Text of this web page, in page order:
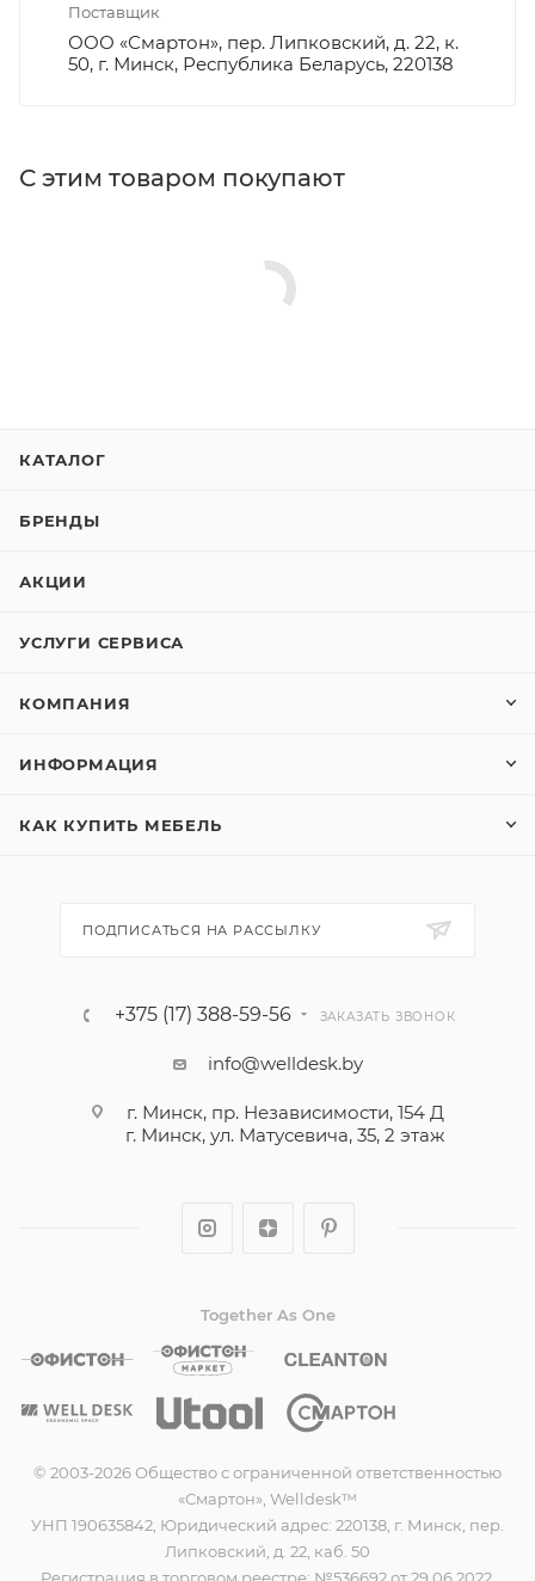
Поставщик
ООО «Смартон», пер. Липковский, д. 22, к.
50, г. Минск, Республика Беларусь, 220138
С этим товаром покупают
КАТАЛОГ
БРЕНДЫ
АКЦИИ
УСЛУГИ СЕРВИСА
КОМПАНИЯ
ИНФОРМАЦИЯ
КАК КУПИТЬ МЕБЕЛЬ
ПОДПИСАТЬСЯ НА РАССЫЛКУ
+375 (17) 388-59-56 ЗАКАЗАТЬ ЗВОНОК
info@welldesk.by
г. Минск, пр. Независимости, 154 Д
г. Минск, ул. Матусевича, 35, 2 этаж
Together As One
© 2003-2026 Общество с ограниченной ответственностью
«Смартон», Welldesk™
УНП 190635842, Юридический адрес: 220138, г. Минск, пер.
Липковский, д. 22, каб. 50